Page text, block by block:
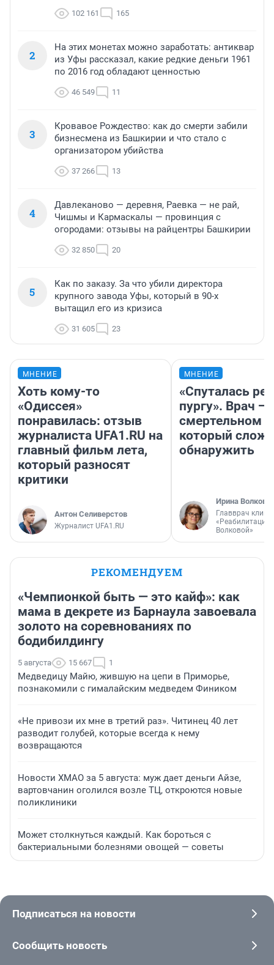
102 161 165
2
На этих монетах можно заработать: антиквар
из Уфы рассказал, какие редкие деньги 1961
по 2016 год обладают ценностью
46 549 11
3
Кровавое Рождество: как до смерти забили
бизнесмена из Башкирии и что стало с
организатором убийства
37 266 13
4
Давлеканово — деревня, Раевка — не рай,
Чишмы и Кармаскалы — провинция с
огородами: отзывы на райцентры Башкирии
32 850 20
5
Как по заказу. За что убили директора
крупного завода Уфы, который в 90-х
вытащил его из кризиса
31 605 23
МНЕНИЕ
Хоть кому-то
«Одиссея»
понравилась: отзыв
журналиста UFA1.RU на
главный фильм лета,
который разносят
критики
Антон Селиверстов
Журналист UFA1.RU
МНЕНИЕ
«Спуталась
пургу». Врач —
смертельном
который
обнаружить
Ирина Волкова
Главврач
«Реабилитация
Волковой»
РЕКОМЕНДУЕМ
«Чемпионкой быть — это кайф»: как
мама в декрете из Барнаула завоевала
золото на соревнованиях по
бодибилдингу
5 августа 15 667 1
Медведицу Майю, жившую на цепи в Приморье,
познакомили с гималайским медведем Фиником
«Не привози их мне в третий раз». Читинец 40 лет
разводит голубей, которые всегда к нему
возвращаются
Новости ХМАО за 5 августа: муж дает деньги Айзе,
вартовчанин оголился возле ТЦ, откроются новые
поликлиники
Может столкнуться каждый. Как бороться с
бактериальными болезнями овощей — советы
Подписаться на новости
Сообщить новость